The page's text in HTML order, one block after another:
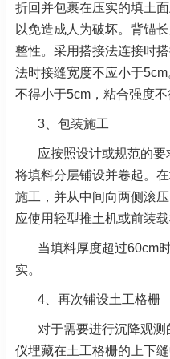
折回并包裹在压实的填土
以免造成人为破坏。背锚
整性。采用搭接法连接时
法时接缝宽度不应小于
不得小于5cm，粘合强度
3、包装施工
应按照设计或规范的要
将填料分层铺设并卷起。
施工，并从中间向两侧滚
应使用轻型推土机或前装载
当填料厚度超过60cm
实。
4、再次铺设土工格栅
对于需要进行沉降观
仪埋藏在土工格栅的上下